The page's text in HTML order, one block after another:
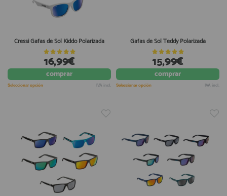
Cressi Gafas de Sol Kiddo Polarizada
16,99€
comprar
Seleccionar opción IVA incl.
Gafas de Sol Teddy Polarizada
15,99€
comprar
Seleccionar opción IVA incl.